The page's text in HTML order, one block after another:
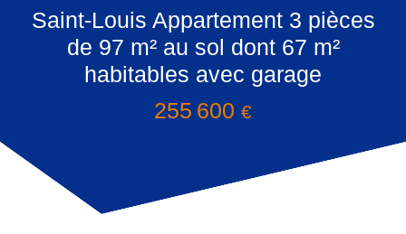
Saint-Louis Appartement 3 pièces
de 97 m² au sol dont 67 m²
habitables avec garage
255 600 €